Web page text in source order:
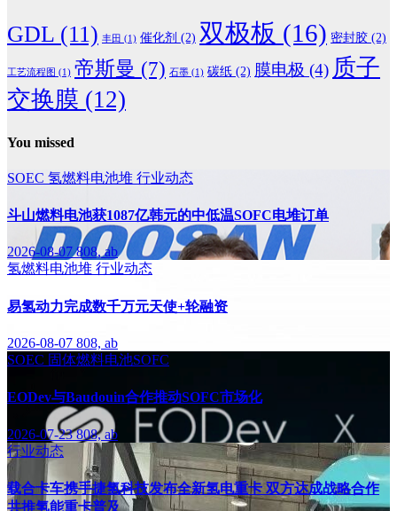
GDL (11) 丰田 (1) 催化剂 (2) 双极板 (16) 密封胶 (2)
工艺流程图 (1) 帝斯曼 (7) 石墨 (1) 碳纸 (2) 膜电极 (4) 质子
交换膜 (12)
You missed
SOEC 氢燃料电池堆 行业动态
斗山燃料电池获1087亿韩元的中低温SOFC电堆订单
2026-08-07808, ab
氢燃料电池堆 行业动态
易氢动力完成数千万元天使+轮融资
2026-08-07 808, ab
SOEC 固体燃料电池SOFC
EODev与Baudouin合作推动SOFC市场化
2026-07-23808, ab
行业动态
载合卡车携手捷氢科技发布全新氢电重卡 双方达成战略合作
共推氢能重卡普及